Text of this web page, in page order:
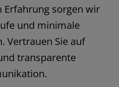
Erfahrung sorgen wir
und minimale
Vertrauen Sie auf
transparente